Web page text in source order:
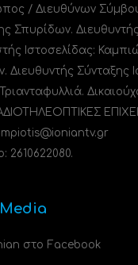
/ Διευθύνων
Σπυρίδων.
Ιστοσελίδας:
Διευθυντής Σύνταξης
2610622080.
στο Facebook